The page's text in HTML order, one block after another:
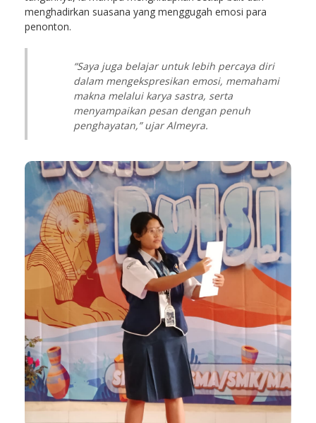
menghadirkan suasana yang menggugah emosi para
penonton.
“Saya juga belajar untuk lebih percaya diri
dalam mengekspresikan emosi, memahami
makna melalui karya sastra, serta
menyampaikan pesan dengan penuh
penghayatan,” ujar Almeyra.